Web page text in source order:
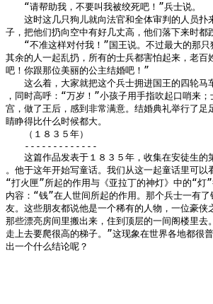
“请帮助我，不要叫我被绞死吧！”兵士说。
这时这几只狗儿就向法官和全体审判的人员扑
子，把他们扔向空中有好几丈高，他们落下来时都
“不准这样对付我！”国王说。不过最大的那只
其余的人一起乱扔，所有的士兵都害怕起来，老
吧！你跟那位美丽的公主结婚吧！”
这么着，大家就把这个兵士拥进国王的四轮马
，同时高呼：“万岁！”小孩子用手指吹起口哨来
宫，做了王后，感到非常满意。结婚典礼举行了
睛睁得比什么时候都大。
（１８３５年）
-------------
这篇作品发表于１８３５年，收集在安徒生的
。他于这年开始写童话。我们从这一起童话里可
“打火匣”所起的作用与《亚拉丁的神灯》中的“灯
内容：“钱”在人世间所起的作用。那个兵士一有
友。这些朋友都说他是一个稀有的人物，一位豪
那些漂亮房间里搬出来，住到顶层的一间阁楼里
走上去要爬很高的梯子。”这现象在世界各地都很
出一个什么结论呢？